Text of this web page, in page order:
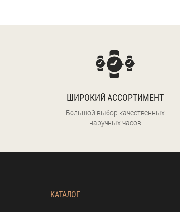
ШИРОКИЙ АССОРТИМЕНТ
Большой выбор качественных
наручных часов
КАТАЛОГ